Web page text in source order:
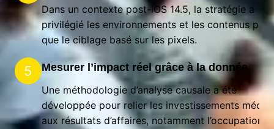
Dans un contexte post-iOS 14.5, la stratégie a
privilégié les environnements et les contenus
que le ciblage basé sur les pixels.
5
Mesurer l’impact réel grâce à la donnée
Une méthodologie d’analyse causale a été
développée pour relier les investissements média
aux résultats d’affaires, notamment l’occupation